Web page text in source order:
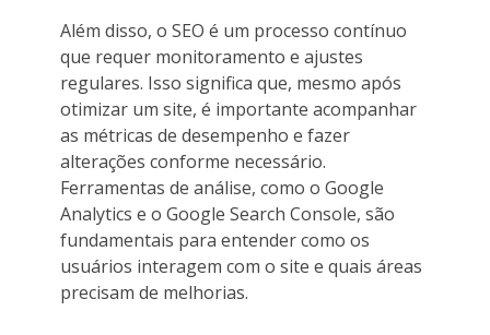
Além disso, o SEO é um processo contínuo
que requer monitoramento e ajustes
regulares. Isso significa que, mesmo após
otimizar um site, é importante acompanhar
as métricas de desempenho e fazer
alterações conforme necessário.
Ferramentas de análise, como o Google
Analytics e o Google Search Console, são
fundamentais para entender como os
usuários interagem com o site e quais áreas
precisam de melhorias.